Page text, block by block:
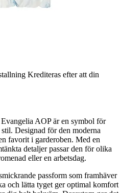
Krediteras efter att din
AOP är en symbol för
Designad för den moderna
favorit i garderoben. Med en
detaljer passar den för olika
eller en arbetsdag.
passform som framhäver
och lätta tyget ger optimal komfort